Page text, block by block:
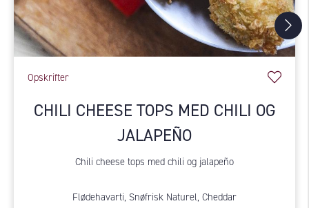
Opskrifter
CHILI CHEESE TOPS MED CHILI OG
JALAPEÑO
Chili cheese tops med chili og jalapeño
Flødehavarti, Snøfrisk Naturel, Cheddar